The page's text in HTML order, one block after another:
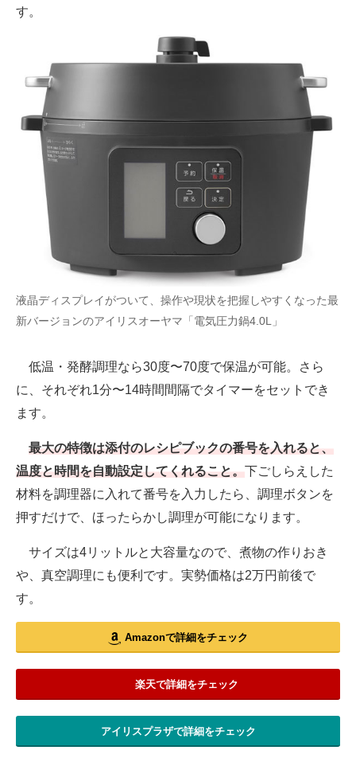
す。
液晶ディスプレイがついて、操作や現状を把握しやすくなった最
新バージョンのアイリスオーヤマ「電気圧力鍋4.0L」
低温・発酵調理なら30度〜70度で保温が可能。さら
に、それぞれ1分〜14時間間隔でタイマーをセットでき
ます。
最大の特徴は添付のレシピブックの番号を入れると、
温度と時間を自動設定してくれること。下ごしらえした
材料を調理器に入れて番号を入力したら、調理ボタンを
押すだけで、ほったらかし調理が可能になります。
サイズは4リットルと大容量なので、煮物の作りおき
や、真空調理にも便利です。実勢価格は2万円前後で
す。
Amazonで詳細をチェック
楽天で詳細をチェック
アイリスプラザで詳細をチェック